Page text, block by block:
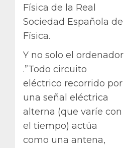
Física de la Real
Sociedad Española de
Física.
Y no solo el ordenador
.”Todo circuito
eléctrico recorrido por
una señal eléctrica
alterna (que varíe con
el tiempo) actúa
como una antena,